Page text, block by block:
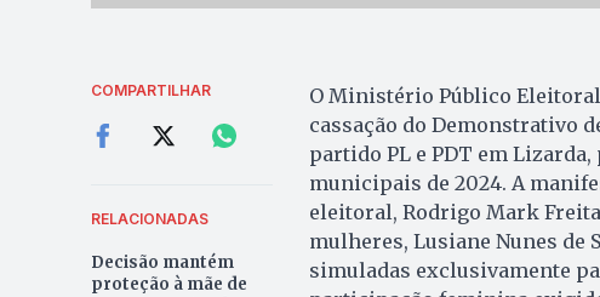
COMPARTILHAR
RELACIONADAS
Decisão mantém
proteção à mãe de
O Ministério Público
cassação do Demonstrativo
partido PL e PDT em
municipais de 2024. A
eleitoral, Rodrigo Mark
mulheres, Lusiane Nunes de
simuladas exclusivamente